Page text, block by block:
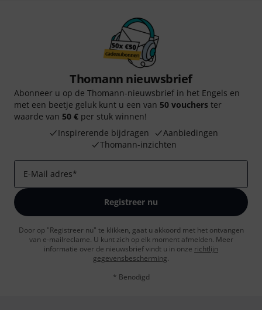
Thomann nieuwsbrief
Abonneer u op de Thomann-nieuwsbrief in het Engels en
met een beetje geluk kunt u een van 50 vouchers ter
waarde van 50 € per stuk winnen!
Inspirerende bijdragen
Aanbiedingen
Thomann-inzichten
E-Mail adres*
Registreer nu
Door op "Registreer nu" te klikken, gaat u akkoord met het ontvangen
van e-mailreclame. U kunt zich op elk moment afmelden. Meer
informatie over de nieuwsbrief vindt u in onze richtlijn
gegevensbescherming.
* Benodigd